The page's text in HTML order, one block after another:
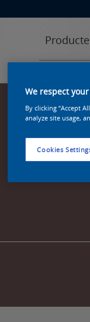
We respect
By clicking “Accept
analyze site usage,
Cookies